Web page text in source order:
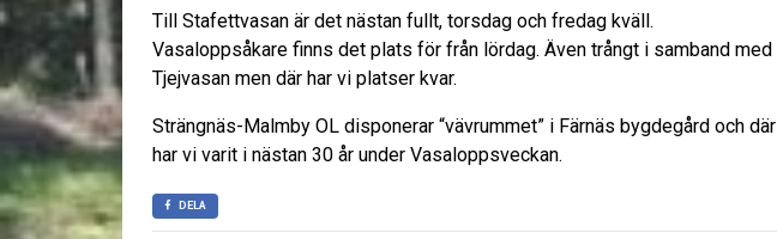
Till Stafettvasan är det nästan fullt, torsdag och fredag kväll.
Vasaloppsåkare finns det plats för från lördag. Även trångt i samband med
Tjejvasan men där har vi platser kvar.
Strängnäs-Malmby OL disponerar “vävrummet” i Färnäs bygdegård och där
har vi varit i nästan 30 år under Vasaloppsveckan.
DELA